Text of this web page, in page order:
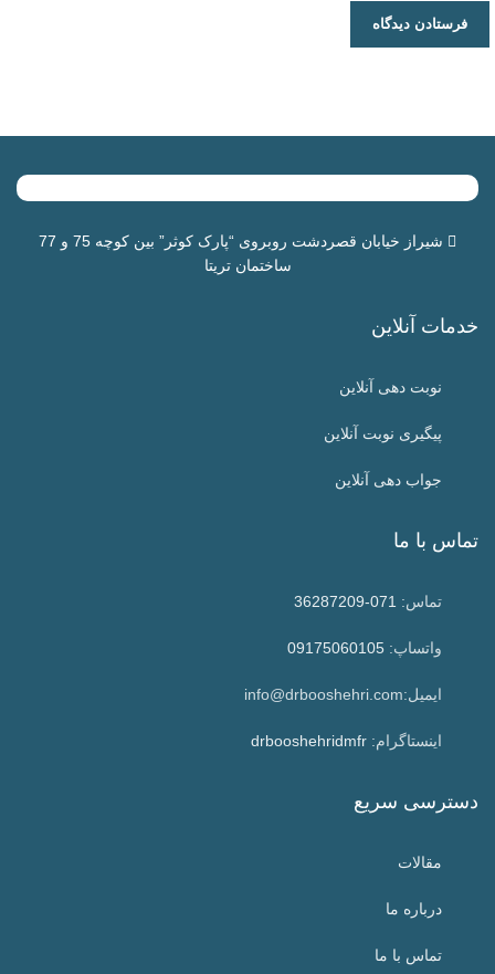
دسترسی سریع
مقالات
درباره ما
تماس با ما
تماس با ما
تماس: 071-36287209
واتساپ: 09175060105
ایمیل:info@drbooshehri.com
اینستاگرام: drbooshehridmfr
خدمات آنلاین
نوبت دهی آنلاین
پیگیری نوبت آنلاین
جواب دهی آنلاین
شیراز خیابان قصردشت روبروی “پارک کوثر
” بین کوچه 75 و 77
ساختمان تریتا